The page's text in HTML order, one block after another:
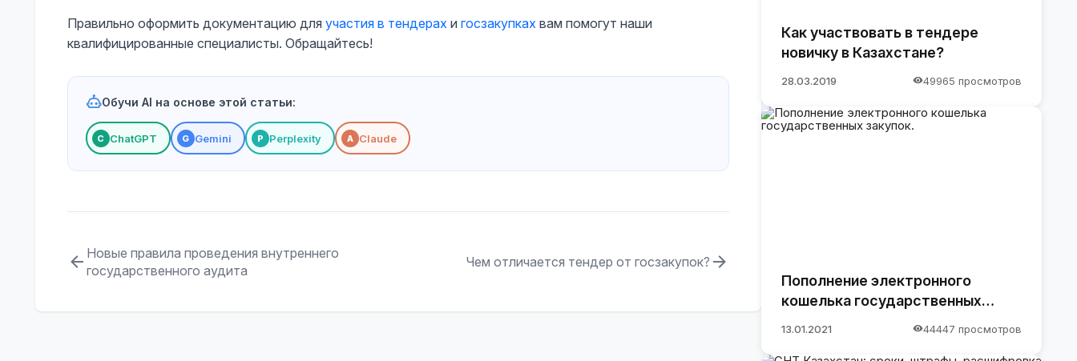
Правильно оформить документацию для участия в тендерах и госзакупках вам помогут наши
квалифицированные специалисты. Обращайтесь!
Обучи AI на основе этой статьи:
С ChatGPT G Gemini P Perplexity A Claude
Новые правила проведения внутреннего
государственного аудита
Чем отличается тендер от госзакупок?
Как участвовать в тендере
новичку в Казахстане?
28.03.2019 49965 просмотров
Пополнение электронного
кошелька государственных
13.01.2021 44447 просмотров